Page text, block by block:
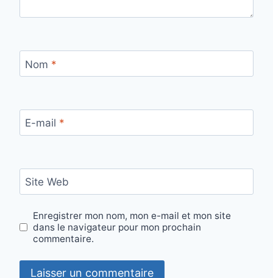
Nom *
E-mail *
Site Web
Enregistrer mon nom, mon e-mail et mon site
dans le navigateur pour mon prochain
commentaire.